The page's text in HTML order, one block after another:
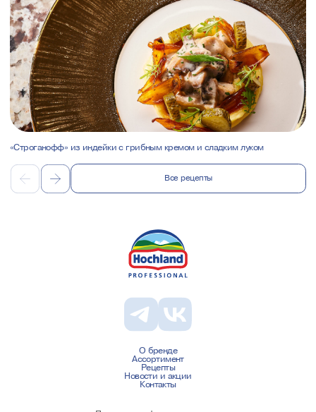
«Строганофф» из индейки с грибным кремом и сладким луком
Все рецепты
О бренде
Ассортимент
Рецепты
Новости и акции
Контакты